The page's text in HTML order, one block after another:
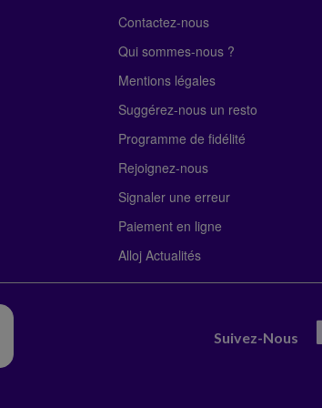
Contactez-nous
Qui sommes-nous ?
Mentions légales
Suggérez-nous un resto
Programme de fidélité
Rejoignez-nous
Signaler une erreur
Paiement en ligne
Alloj Actualités
Suivez-Nous